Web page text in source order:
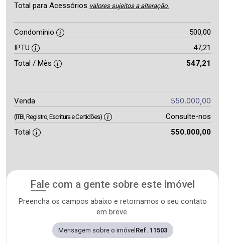
Total para Acessórios valores sujeitos a alteração.
Condomínio
500,00
IPTU
47,21
Total / Mês
547,21
Venda 550.000,00
(ITBI, Registro, Escritura e Certidões)
Consulte-nos
Total
550.000,00
Fale com a gente sobre este imóvel
Preencha os campos abaixo e retornamos o seu contato
em breve.
Mensagem sobre o imóvelRef. 11503